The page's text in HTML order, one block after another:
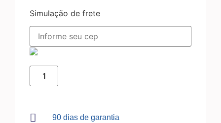
Simulação de frete
90 dias de garantia